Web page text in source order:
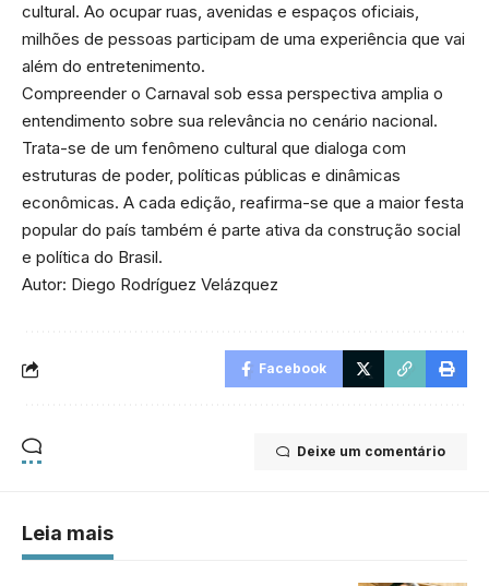
cultural. Ao ocupar ruas, avenidas e espaços oficiais,
milhões de pessoas participam de uma experiência que vai
além do entretenimento.
Compreender o Carnaval sob essa perspectiva amplia o
entendimento sobre sua relevância no cenário nacional.
Trata-se de um fenômeno cultural que dialoga com
estruturas de poder, políticas públicas e dinâmicas
econômicas. A cada edição, reafirma-se que a maior festa
popular do país também é parte ativa da construção social
e política do Brasil.
Autor: Diego Rodríguez Velázquez
Facebook
Deixe um comentário
Leia mais